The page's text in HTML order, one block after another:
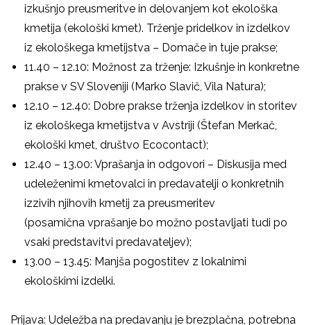
izkušnjo preusmeritve in delovanjem kot ekološka
kmetija (ekološki kmet). Trženje pridelkov in izdelkov
iz ekološkega kmetijstva – Domače in tuje prakse;
11.40 – 12.10: Možnost za trženje: Izkušnje in konkretne
prakse v SV Sloveniji (Marko Slavič, Vila Natura);
12.10 – 12.40: Dobre prakse trženja izdelkov in storitev
iz ekološkega kmetijstva v Avstriji (Štefan Merkač,
ekološki kmet, društvo Ecocontact);
12.40 – 13.00: Vprašanja in odgovori – Diskusija med
udeleženimi kmetovalci in predavatelji o konkretnih
izzivih njihovih kmetij za preusmeritev
(posamična vprašanje bo možno postavljati tudi po
vsaki predstavitvi predavateljev);
13.00 – 13.45: Manjša pogostitev z lokalnimi
ekološkimi izdelki.
Prijava: Udeležba na predavanju je brezplačna, potrebna